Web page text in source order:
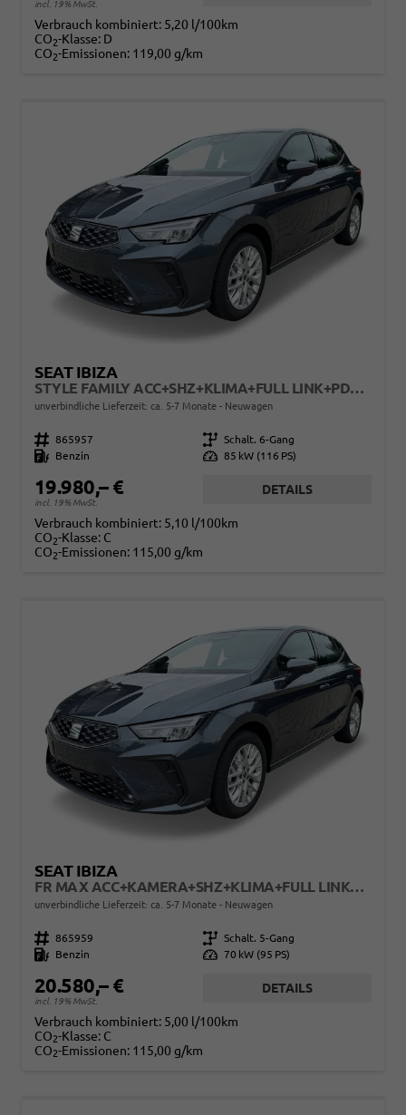
incl. 19% MwSt.
Verbrauch kombiniert: 5,20 l/100km
CO2-Klasse: D
CO2-Emissionen: 119,00 g/km
SEAT IBIZA
STYLE FAMILY ACC+SHZ+KLIMA+FULL LINK+PDC+LED+16" ALU
unverbindliche Lieferzeit: ca. 5-7 Monate Neuwagen
Fahrzeugnr. 865957 Getriebe Schalt. 6-Gang
Kraftstoff
Benzin Leistung 85 kW (116 PS)
19.980,– €
incl. 19% MwSt.
DETAILS
Verbrauch kombiniert: 5,10 l/100km
CO2-Klasse: C
CO2-Emissionen: 115,00 g/km
SEAT IBIZA
FR MAX ACC+KAMERA+SHZ+KLIMA+FULL LINK+PDC+LED+16" ALU+KESSY
unverbindliche Lieferzeit: ca. 5-7 Monate Neuwagen
Fahrzeugnr. 865959 Getriebe Schalt. 5-Gang
Kraftstoff
Benzin Leistung 70 kW (95 PS)
20.580,– €
incl. 19% MwSt.
DETAILS
Verbrauch kombiniert: 5,00 l/100km
CO2-Klasse: C
CO2-Emissionen: 115,00 g/km